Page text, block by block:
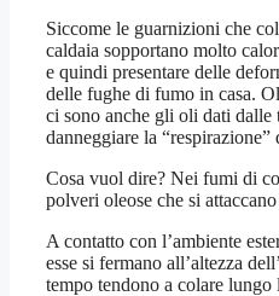
Siccome le guarnizioni che
caldaia sopportano molto
e quindi presentare delle
delle fughe di fumo in casa.
ci sono anche gli oli dati dalle
danneggiare la “respirazione”
Cosa vuol dire? Nei fumi di
polveri oleose che si
A contatto con l’ambiente
esse si fermano all’altezza
tempo tendono a colare lungo